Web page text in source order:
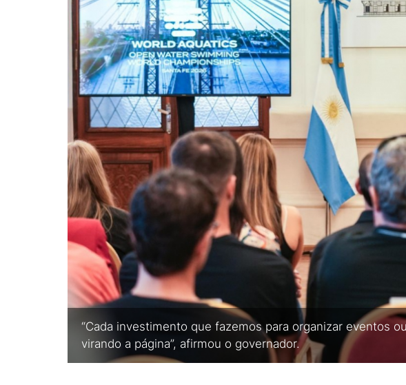
“Cada investimento que fazemos para organizar eventos
virando a página”, afirmou o governador.